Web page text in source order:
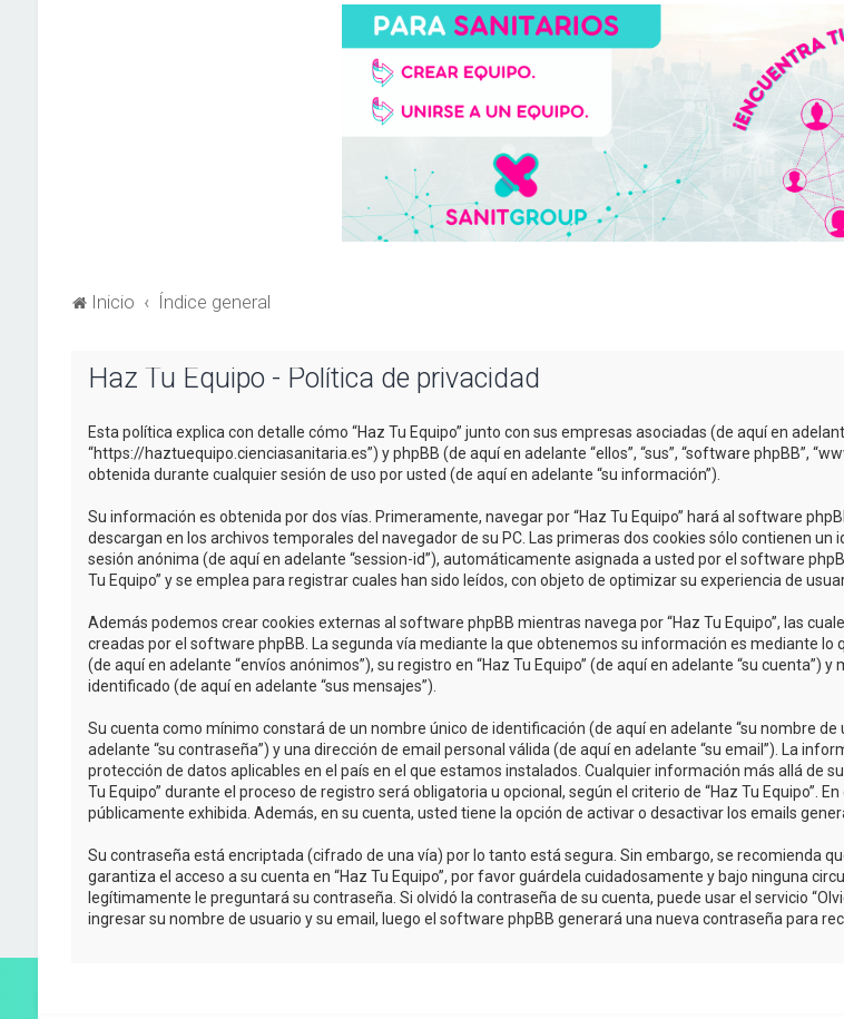
Inicio Índice general
Haz Tu Equipo - Política de privacidad
Esta política explica con detalle cómo “Haz Tu Equipo” junto con sus empresas asociadas (de aquí en
“https://haztuequipo.cienciasanitaria.es”) y phpBB (de aquí en adelante “ellos”, “sus”, “software phpBB”,
obtenida durante cualquier sesión de uso por usted (de aquí en adelante “su información”).
Su información es obtenida por dos vías. Primeramente, navegar por “Haz Tu Equipo” hará al software
descargan en los archivos temporales del navegador de su PC. Las primeras dos cookies sólo contienen
sesión anónima (de aquí en adelante “session-id”), automáticamente asignada a usted por el software
Tu Equipo” y se emplea para registrar cuales han sido leídos, con objeto de optimizar su experiencia de
Además podemos crear cookies externas al software phpBB mientras navega por “Haz Tu Equipo”, las
creadas por el software phpBB. La segunda vía mediante la que obtenemos su información es mediante lo
(de aquí en adelante “envíos anónimos”), su registro en “Haz Tu Equipo” (de aquí en adelante “su
identificado (de aquí en adelante “sus mensajes”).
Su cuenta como mínimo constará de un nombre único de identificación (de aquí en adelante “su nombre
adelante “su contraseña”) y una dirección de email personal válida (de aquí en adelante “su email”). La
protección de datos aplicables en el país en el que estamos instalados. Cualquier información más allá de
Tu Equipo” durante el proceso de registro será obligatoria u opcional, según el criterio de “Haz Tu Equipo”.
públicamente exhibida. Además, en su cuenta, usted tiene la opción de activar o desactivar los emails
Su contraseña está encriptada (cifrado de una vía) por lo tanto está segura. Sin embargo, se recomienda
garantiza el acceso a su cuenta en “Haz Tu Equipo”, por favor guárdela cuidadosamente y bajo ninguna
legítimamente le preguntará su contraseña. Si olvidó la contraseña de su cuenta, puede usar el servicio
ingresar su nombre de usuario y su email, luego el software phpBB generará una nueva contraseña para